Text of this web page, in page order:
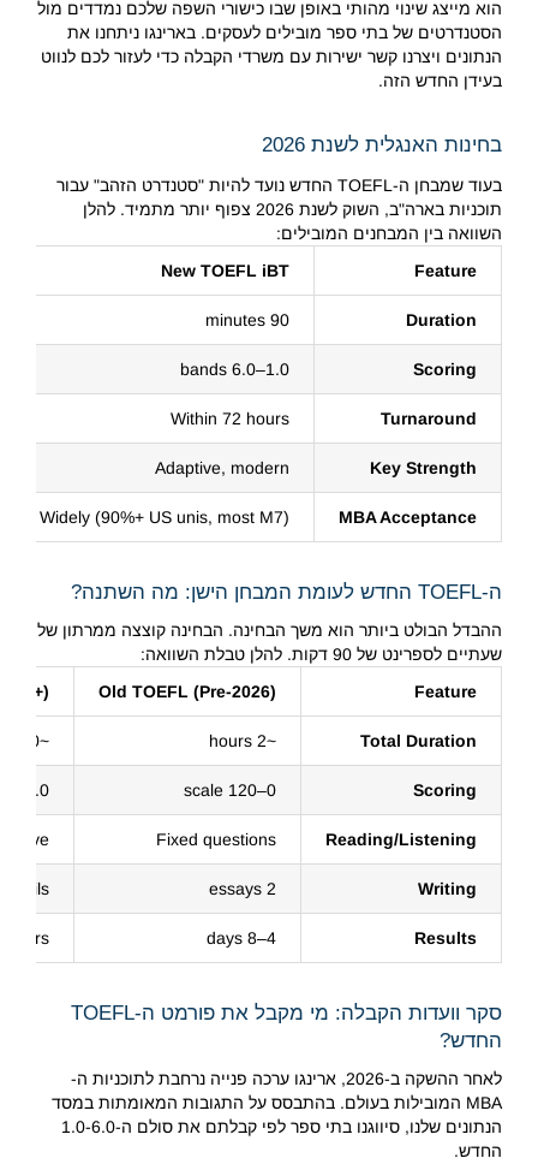
הוא מייצג שינוי מהותי באופן שבו כישורי השפה שלכם נמדדים מול
הסטנדרטים של בתי ספר מובילים לעסקים. בארינגו ניתחנו את
הנתונים ויצרנו קשר ישירות עם משרדי הקבלה כדי לעזור לכם לנווט
בעידן החדש הזה.
בחינות האנגלית לשנת 2026
בעוד שמבחן ה-TOEFL החדש נועד להיות "סטנדרט הזהב" עבור
תוכניות בארה"ב, השוק לשנת 2026 צפוף יותר מתמיד. להלן
השוואה בין המבחנים המובילים:
Feature
New TOEFL iBT
Duration
90 minutes
Scoring
1.0–6.0 bands
Turnaround
Within 72 hours
Key Strength
Adaptive, modern
MBA Acceptance
Widely (90%+ US unis, most M7)
ה-TOEFL החדש לעומת המבחן הישן: מה השתנה?
ההבדל הבולט ביותר הוא משך הבחינה. הבחינה קוצצה ממרתון של
שעתיים לספרינט של 90 דקות. להלן טבלת השוואה:
Feature
Old TOEFL (Pre-2026)
Total Duration
~2 hours
~90 minutes
Scoring
0–120 scale
1.0–6.0 bands (+120 equiv.)
Reading/Listening
Fixed questions
Writing
2 essays
Results
4–8 days
hours
סקר וועדות הקבלה: מי מקבל את פורמט ה-TOEFL
החדש?
לאחר ההשקה ב-2026, ארינגו ערכה פנייה נרחבת לתוכניות ה-
MBA המובילות בעולם. בהתבסס על התגובות המאומתות במסד
הנתונים שלנו, סיווגנו בתי ספר לפי קבלתם את סולם ה-1.0-6.0
החדש.